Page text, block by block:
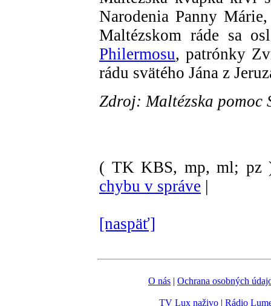
Narodenia Panny
Maltézskom ráde sa
Philermosu, patrónky
rádu svätého Jána z
Zdroj: Maltézska pomoc
( TK KBS, mp, ml; pz
chybu v správe |
[naspäť]
O nás | Ochrana osobných
TV Lux naživo| Rádio